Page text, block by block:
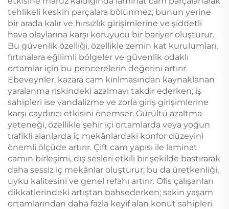
tehlikeli keskin parçalara bölünmez; bunun yerine
bir arada kalır ve hırsızlık girişimlerine ve şiddetli
hava olaylarına karşı koruyucu bir bariyer oluşturur.
Bu güvenlik özelliği, özellikle zemin kat kurulumları,
fırtınalara eğilimli bölgeler ve güvenlik odaklı
ortamlar için bu pencerelerin değerini artırır.
Ebeveynler, kazara cam kırılmasından kaynaklanan
yaralanma riskindeki azalmayı takdir ederken; iş
sahipleri ise vandalizme ve zorla giriş girişimlerine
karşı caydırıcı etkisini önemser. Gürültü azaltma
yeteneği, özellikle şehir içi ortamlarda veya yoğun
trafikli alanlarda iç mekânlardaki konfor düzeyini
önemli ölçüde artırır. Çift cam yapısı ile laminat
camın birleşimi, dış sesleri etkili bir şekilde bastırarak
daha sessiz iç mekânlar oluşturur; bu da üretkenliği,
uyku kalitesini ve genel refahı artırır. Ofis çalışanları
dikkatlerindeki artıştan bahsederken; sakin yaşam
ortamlarından daha fazla keyif alan konut sahipleri